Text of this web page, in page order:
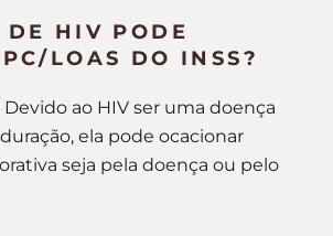
DE HIV PODE
LOAS DO INSS?
Devido ao HIV ser uma doença
ela pode ocacionar
seja pela doença ou pelo